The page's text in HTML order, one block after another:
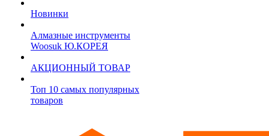
Новинки
Алмазные инструменты
Woosuk Ю.КОРЕЯ
АКЦИОННЫЙ ТОВАР
Топ 10 самых популярных
товаров